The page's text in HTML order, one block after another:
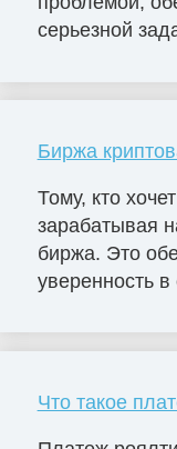
серьезной
Биржа
Тому, кто
зарабатывая
биржа. Это
уверенность
Что такое